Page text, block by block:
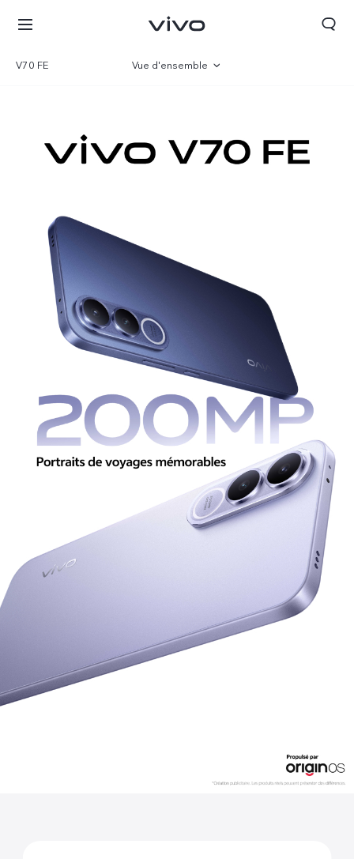
V70 FE Vue d'ensemble
Paramètre